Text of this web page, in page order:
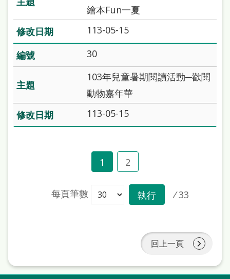
繪本Fun一夏
113-05-15
30
103年兒童暑期閱讀活動─歡閱
動物嘉年華
113-05-15
1 2
每頁筆數 執行 / 33
回上一頁